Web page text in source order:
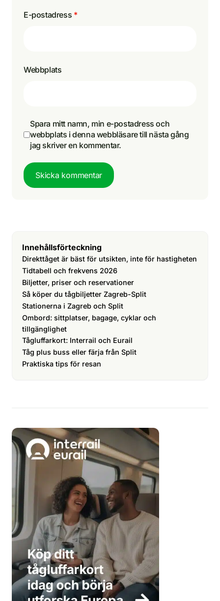
E-postadress *
Webbplats
Spara mitt namn, min e-postadress och
webbplats i denna webbläsare till nästa gång
jag skriver en kommentar.
Skicka kommentar
Innehållsförteckning
Direkttåget är bäst för utsikten, inte för hastigheten
Tidtabell och frekvens 2026
Biljetter, priser och reservationer
Så köper du tågbiljetter Zagreb-Split
Stationerna i Zagreb och Split
Ombord: sittplatser, bagage, cyklar och
tillgänglighet
Tågluffarkort: Interrail och Eurail
Tåg plus buss eller färja från Split
Praktiska tips för resan